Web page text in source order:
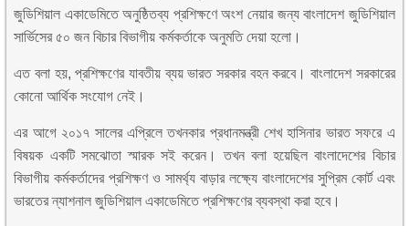
জুডিশিয়াল একাডেমিতে অনুষ্ঠিতব্য প্রশিক্ষণে অংশ নেয়ার জন্য বাংলাদেশ জুডিশিয়াল
সার্ভিসের ৫০ জন বিচার বিভাগীয় কর্মকর্তাকে অনুমতি দেয়া হলো।
এত বলা হয়, প্রশিক্ষণের যাবতীয় ব্যয় ভারত সরকার বহন করবে। বাংলাদেশ সরকারের
কোনো আর্থিক সংযোগ নেই।
এর আগে ২০১৭ সালের এপ্রিলে তখনকার প্রধানমন্ত্রী শেখ হাসিনার ভারত সফরে এ
বিষয়ক একটি সমঝোতা স্মারক সই করেন। তখন বলা হয়েছিল বাংলাদেশের বিচার
বিভাগীয় কর্মকর্তাদের প্রশিক্ষণ ও সামর্থ্য বাড়ার লক্ষ্যে বাংলাদেশের সুপ্রিম কোর্ট এবং
ভারতের ন্যাশনাল জুডিশিয়াল একাডেমিতে প্রশিক্ষণের ব্যবস্থা করা হবে।